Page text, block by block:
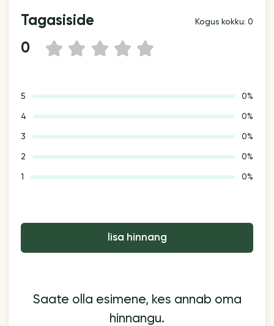
Tagasiside Kogus kokku: 0
0 5
4
3
2
1
5 0%
4 0%
3 0%
2 0%
1 0%
lisa hinnang
Saate olla esimene, kes annab oma
hinnangu.